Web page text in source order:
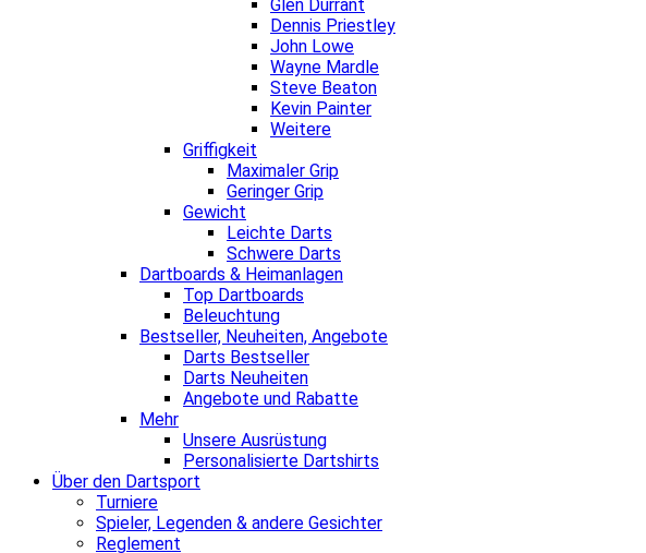
Glen Durrant
Dennis Priestley
John Lowe
Wayne Mardle
Steve Beaton
Kevin Painter
Weitere
Griffigkeit
Maximaler Grip
Geringer Grip
Gewicht
Leichte Darts
Schwere Darts
Dartboards & Heimanlagen
Top Dartboards
Beleuchtung
Bestseller, Neuheiten, Angebote
Darts Bestseller
Darts Neuheiten
Angebote und Rabatte
Mehr
Unsere Ausrüstung
Personalisierte Dartshirts
Über den Dartsport
Turniere
Spieler, Legenden & andere Gesichter
Reglement